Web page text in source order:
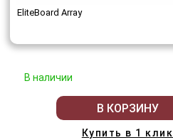
EliteBoard Array
В наличии
В КОРЗИНУ
Купить в 1 клик